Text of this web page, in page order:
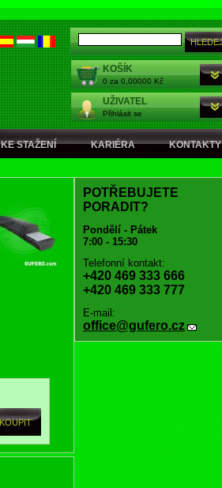
KOŠÍK
0 za 0,00000 Kč
UŽIVATEL
Přihlásit se
KE STAŽENÍ KARIÉRA KONTAKTY
POTŘEBUJETE
PORADIT?
Pondělí - Pátek
7:00 - 15:30
Telefonní kontakt:
+420 469 333 666
+420 469 333 777
E-mail:
office@gufero.cz